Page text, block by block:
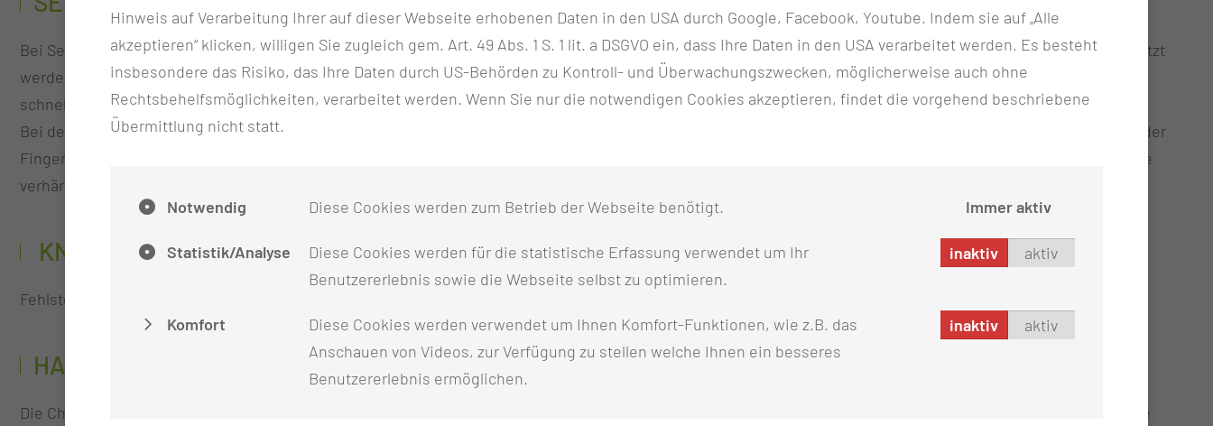
Bei Sehnenverletzungen werden die Sehnen im Akutfall genäht. Kommt es erst im späteren Verlauf zu einer Operation, so können Sehnentransplantate eingesetzt
werden bzw. Sehnenumlenkungen erfolgen. Ebenso behandeln wir chronische rheumatische und nicht-rheumatische Entzündungen des Sehnengleitgewebes,
schnellende Finger und Sehnenkontrakturen (Verkürzungen und Verwachsungen).
Bei der Dupuytren-Kontraktur kommt es zu einer Verkürzung der Sehnenplatte in der Hohlhand und an den Fingern. Dies führt zur zunehmenden Verkrümmung der
Finger. Hier können die Stränge durch eine spezielle Nadeltechnik (perkutane Nadelfasziotomie) durchtrennt werden oder in einer offenen Operation werden die
verhärteten und verkürzten Stränge entfernt.
KNOCHENKORREKTUREN AN DER HAND
Fehlstellungen an den Knochen der Hand nach Unfällen und Infektionen können durch Umstellungsverfahren in Achsenstellung und Rotation korrigiert werden.
HANDWURZELCHIRURGIE
Die Chirurgie der Handwurzel stellt aufgrund der zahlreichen Handwurzelknochen, des komplexen Bandapparates und vielfältigen Gelenkformationen besondere
Hinweis auf Verarbeitung Ihrer auf dieser Webseite erhobenen Daten in den USA durch Google, Facebook, Youtube. Indem sie auf „Alle
akzeptieren“ klicken, willigen Sie zugleich gem. Art. 49 Abs. 1 S. 1 lit. a DSGVO ein, dass Ihre Daten in den USA verarbeitet werden. Es besteht
insbesondere das Risiko, das Ihre Daten durch US-Behörden zu Kontroll- und Überwachungszwecken, möglicherweise auch ohne
Rechtsbehelfsmöglichkeiten, verarbeitet werden. Wenn Sie nur die notwendigen Cookies akzeptieren, findet die vorgehend beschriebene
Übermittlung nicht statt.
Notwendig Diese Cookies werden zum Betrieb der Webseite benötigt. Immer aktiv
Statistik/Analyse
Diese Cookies werden für die statistische Erfassung verwendet um Ihr
Benutzererlebnis sowie die Webseite selbst zu optimieren.
inaktiv aktiv
Komfort
Diese Cookies werden verwendet um Ihnen Komfort-Funktionen, wie z.B. das
Anschauen von Videos, zur Verfügung zu stellen welche Ihnen ein besseres
Benutzererlebnis ermöglichen.
inaktiv aktiv